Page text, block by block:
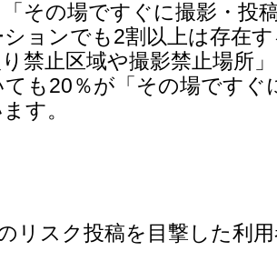
その場ですぐに撮影・投
ョンでも2割以上は存在
禁止区域や撮影禁止場所
も20％が「その場ですぐ
す。
リスク投稿を目撃した利